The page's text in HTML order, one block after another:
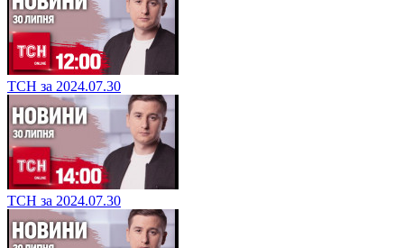
ТСН за 2024.07.30
ТСН за 2024.07.30